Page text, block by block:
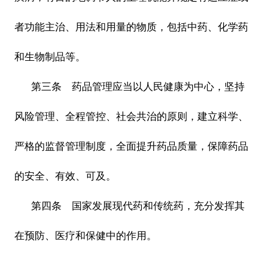
者功能主治、用法和用量的物质，包括中药、化学药
和生物制品等。
第三条 药品管理应当以人民健康为中心，坚持
风险管理、全程管控、社会共治的原则，建立科学、
严格的监督管理制度，全面提升药品质量，保障药品
的安全、有效、可及。
第四条 国家发展现代药和传统药，充分发挥其
在预防、医疗和保健中的作用。